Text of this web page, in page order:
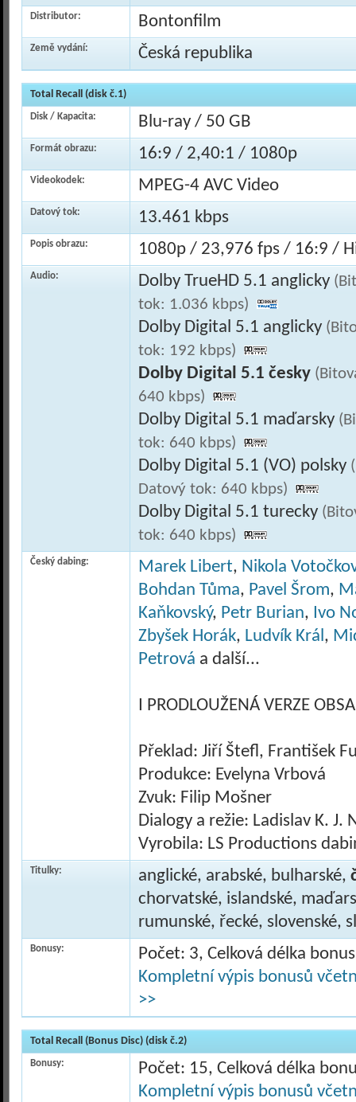
Distributor: Bontonfilm
Země vydání: Česká republika
Total Recall (disk č.1)
Disk / Kapacita: Blu-ray / 50 GB
Formát obrazu: 16:9 / 2,40:1 / 1080p
Videokodek: MPEG-4 AVC Video
Datový tok: 13.461 kbps
Popis obrazu: 1080p / 23,976 fps / 16:9 /
Audio: Dolby TrueHD 5.1 anglicky
tok: 1.036 kbps)
Dolby Digital 5.1 anglicky
tok: 192 kbps)
Dolby Digital 5.1 česky
640 kbps)
Dolby Digital 5.1 maďarsky
tok: 640 kbps)
Dolby Digital 5.1 (VO) polsky
Datový tok: 640 kbps)
Dolby Digital 5.1 turecky
tok: 640 kbps)
Český dabing: Marek Libert, Nikola
Bohdan Tůma, Pavel Šrom,
Kaňkovský, Petr Burian, Ivo
Zbyšek Horák, Ludvík Král,
Petrová a další...
I PRODLOUŽENÁ VERZE
Překlad: Jiří Štefl, František
Produkce: Evelyna Vrbová
Zvuk: Filip Mošner
Dialogy a režie: Ladislav K. J.
Vyrobila: LS Productions
Titulky: anglické, arabské, bulharské,
chorvatské, islandské,
rumunské, řecké, slovenské,
Bonusy:
Počet: 3, Celková délka
Kompletní výpis bonusů
>>
Total Recall (Bonus Disc) (disk č.2)
Bonusy:
Počet: 15, Celková délka
Kompletní výpis bonusů